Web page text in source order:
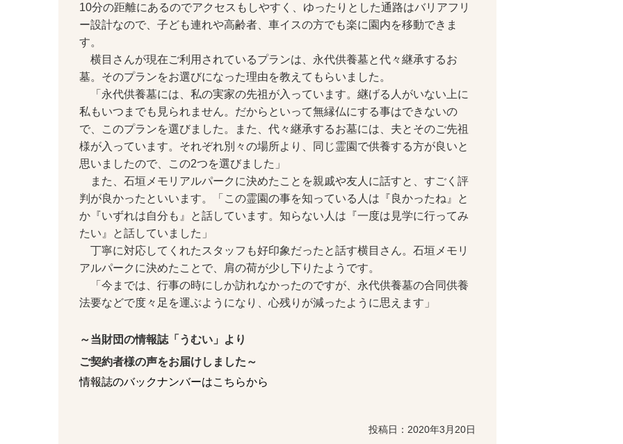
10分の距離にあるのでアクセスもしやすく、ゆったりとした通路はバリアフリ
ー設計なので、子ども連れや高齢者、車イスの方でも楽に園内を移動できま
す。
横目さんが現在ご利用されているプランは、永代供養墓と代々継承するお
墓。そのプランをお選びになった理由を教えてもらいました。
「永代供養墓には、私の実家の先祖が入っています。継げる人がいない上に
私もいつまでも見られません。だからといって無縁仏にする事はできないの
で、このプランを選びました。また、代々継承するお墓には、夫とそのご先祖
様が入っています。それぞれ別々の場所より、同じ霊園で供養する方が良いと
思いましたので、この2つを選びました」
また、石垣メモリアルパークに決めたことを親戚や友人に話すと、すごく評
判が良かったといいます。「この霊園の事を知っている人は『良かったね』と
か『いずれは自分も』と話しています。知らない人は『一度は見学に行ってみ
たい』と話していました」
丁寧に対応してくれたスタッフも好印象だったと話す横目さん。石垣メモリ
アルパークに決めたことで、肩の荷が少し下りたようです。
「今までは、行事の時にしか訪れなかったのですが、永代供養墓の合同供養
法要などで度々足を運ぶようになり、心残りが減ったように思えます」
～当財団の情報誌「うむい」より
ご契約者様の声をお届けしました～
情報誌のバックナンバーはこちらから
投稿日：2020年3月20日